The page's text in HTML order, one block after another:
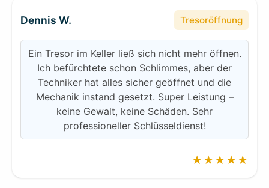
Dennis W. Tresoröffnung
Ein Tresor im Keller ließ sich nicht mehr öffnen.
Ich befürchtete schon Schlimmes, aber der
Techniker hat alles sicher geöffnet und die
Mechanik instand gesetzt. Super Leistung –
keine Gewalt, keine Schäden. Sehr
professioneller Schlüsseldienst!
★★★★★